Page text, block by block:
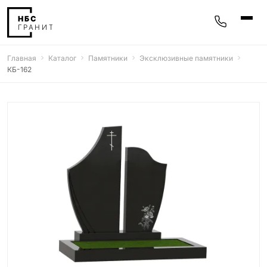
Фотокерамика
5 моделей
Надгробные плиты
30 моделей
Благоустройство
42 модели
Главная Каталог Памятники
Эксклюзивные памятники
КБ-162